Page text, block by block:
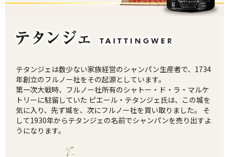
テタンジェは数少ない家族経営のシャンパン生産者で、1734
年創立のフルノー社をその起源としています。
第一次大戦時、フルノー社所有のシャトー・ド・ラ・マルケ
トリーに駐留していた ピエール・テタンジェ氏は、この城を
気に入り、先ず城を、次にフルノー社を買い取りました。 そ
して1930年からテタンジェの名前でシャンパンを売り出すよ
うになります。